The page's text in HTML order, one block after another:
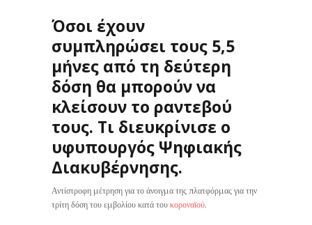
Όσοι έχουν
συμπληρώσει τους 5,5
μήνες από τη δεύτερη
δόση θα μπορούν να
κλείσουν το ραντεβού
τους. Τι διευκρίνισε ο
υφυπουργός Ψηφιακής
Διακυβέρνησης.
Αντίστροφη μέτρηση για το άνοιγμα της πλατφόρμας για την
τρίτη δόση του εμβολίου κατά του κοροναϊού.